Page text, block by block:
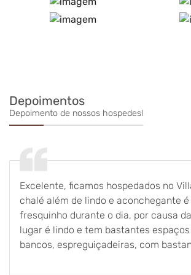
Depoimentos
Depoimento de nossos hospedes!
Excelente, ficamos hospedados no
chalé além de lindo e aconchegante é
fresquinho durante o dia, por causa
lugar é lindo e tem bastantes
bancos, espreguiçadeiras, com